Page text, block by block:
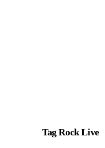
TagRock Live